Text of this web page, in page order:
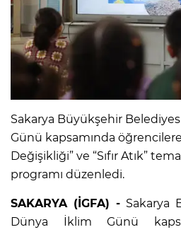
Sakarya Büyükşehir
Günü kapsamında
Değişikliği” ve “Sıfır Atık”
programı düzenledi.
SAKARYA (İGFA) - Sakarya
Dünya İklim Günü